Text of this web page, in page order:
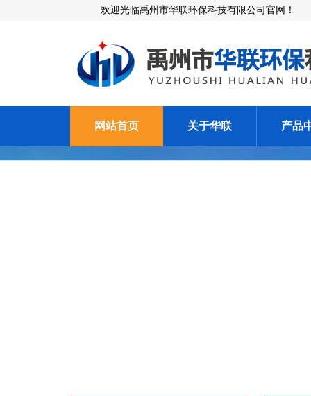
欢迎光临禹州市华联环保科技有限公司官网！
网站首页 关于华联 产品